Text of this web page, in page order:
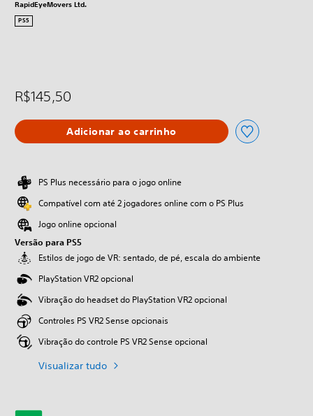
RapidEyeMovers Ltd.
PS5
R$145,50
Adicionar ao carrinho
PS Plus necessário para o jogo online
Compatível com até 2 jogadores online com o PS Plus
Jogo online opcional
Versão para PS5
Estilos de jogo de VR: sentado, de pé, escala do ambiente
PlayStation VR2 opcional
Vibração do headset do PlayStation VR2 opcional
Controles PS VR2 Sense opcionais
Vibração do controle PS VR2 Sense opcional
Visualizar tudo